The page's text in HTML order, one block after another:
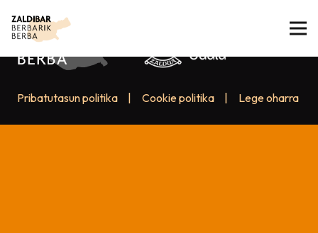
Pribatutasun politika Cookie politika Lege oharra